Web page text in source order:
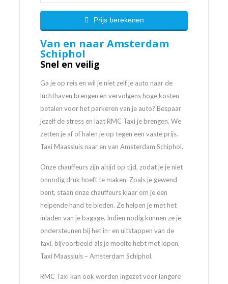
Prijs berekenen
Van en naar Amsterdam
Schiphol
Snel en veilig
Ga je op reis en wil je niet zelf je auto naar de
luchthaven brengen en vervolgens hoge kosten
betalen voor het parkeren van je auto? Bespaar
jezelf de stress en laat RMC Taxi je brengen. We
zetten je af of halen je op tegen een vaste prijs.
Taxi Maassluis naar en van Amsterdam Schiphol.
Onze chauffeurs zijn altijd op tijd, zodat je je niet
onnodig druk hoeft te maken. Zoals je gewend
bent, staan onze chauffeurs klaar om je een
helpende hand te bieden. Ze helpen je met het
inladen van je bagage. Indien nodig kunnen ze je
ondersteunen bij het in- en uitstappen van de
taxi, bijvoorbeeld als je moeite hebt met lopen.
Taxi Maassluis – Amsterdam Schiphol.
RMC Taxi kan ook worden ingezet voor langere